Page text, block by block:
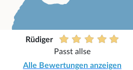
Rüdiger
Passt allse
Alle Bewertungen anzeigen